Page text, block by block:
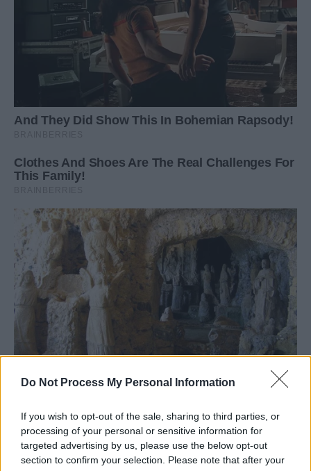
Do Not Process My Personal Information
If you wish to opt-out of the sale, sharing to third parties, or
processing of your personal or sensitive information for
targeted advertising by us, please use the below opt-out
section to confirm your selection. Please note that after your